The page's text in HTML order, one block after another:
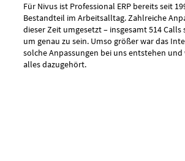
Für Nivus ist Professional ERP bereits seit
Bestandteil im Arbeitsalltag. Zahlreiche
dieser Zeit umgesetzt – insgesamt 514 Calls
um genau zu sein. Umso größer war das
solche Anpassungen bei uns entstehen
alles dazugehört.